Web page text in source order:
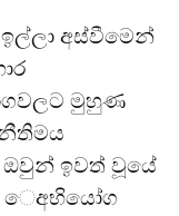
අස්වීමෙන්
මුහුණ
ඉවත් වූයේ
ෙඅභියෝග